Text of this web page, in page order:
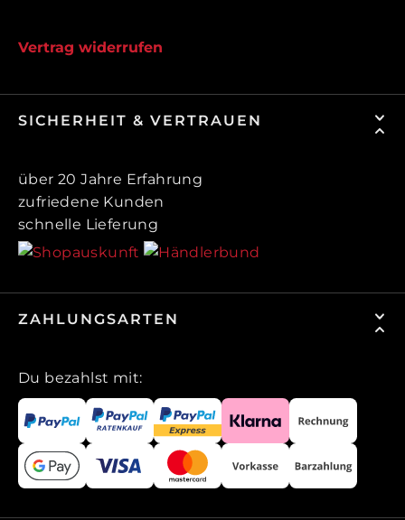
Vertrag widerrufen
SICHERHEIT & VERTRAUEN
über 20 Jahre Erfahrung
zufriedene Kunden
schnelle Lieferung
ZAHLUNGSARTEN
Du bezahlst mit: